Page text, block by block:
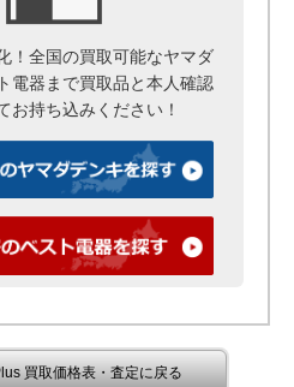
！全国の買取可能なヤマダ
電器まで買取品と本人確認
お持ち込みください！
買取価格表・査定に戻る